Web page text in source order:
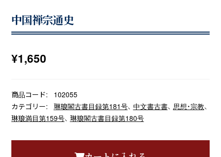
中国禅宗通史
¥1,650
商品コード:
102055
カテゴリー:
琳琅閣古書目録第181号、 中文書古書、 思想・宗教、
琳琅満目第159号、 琳琅閣古書目録第180号